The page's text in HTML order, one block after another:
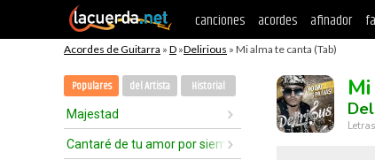
canciones acordes afinador
Acordes de Guitarra » D »Delirious » Mi alma te canta (Tab)
Populares del Artista Historial
Majestad
Cantaré de tu amor por siempre